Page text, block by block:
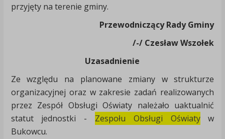
przyjęty na terenie gminy.
Przewodniczący Rady Gminy
/-/ Czesław Wszołek
Uzasadnienie
Ze względu na planowane zmiany w strukturze
organizacyjnej oraz w zakresie zadań realizowanych
przez Zespół Obsługi Oświaty należało uaktualnić
statut jednostki - Zespołu Obsługi Oświatyw
Bukowcu.